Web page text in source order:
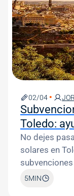
02/04
Toledo:
No dejes
solares en
requisitos aquí!
5MIN